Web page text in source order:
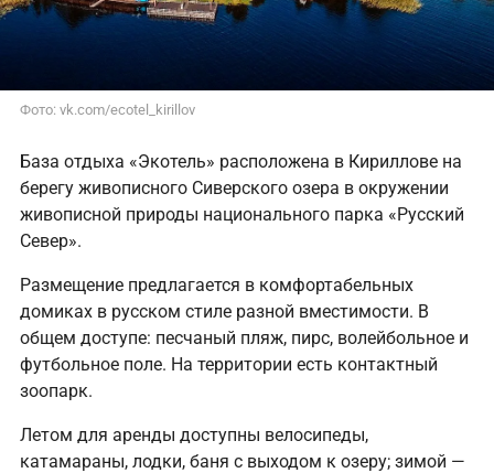
Фото: vk.com/ecotel_kirillov
База отдыха «Экотель» расположена в Кириллове на
берегу живописного Сиверского озера в окружении
живописной природы национального парка «Русский
Север».
Размещение предлагается в комфортабельных
домиках в русском стиле разной вместимости. В
общем доступе: песчаный пляж, пирс, волейбольное и
футбольное поле. На территории есть контактный
зоопарк.
Летом для аренды доступны велосипеды,
катамараны, лодки, баня с выходом к озеру; зимой —